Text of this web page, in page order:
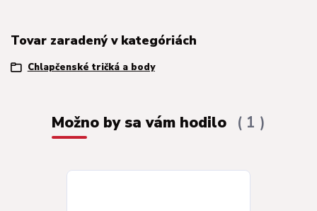
Tovar zaradený v kategóriách
Chlapčenské tričká a body
Možno by sa vám hodilo 1